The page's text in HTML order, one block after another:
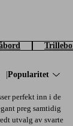
Sorter på:
Popularitet
perfekt inn i de
preg samtidig
utvalg av svarte